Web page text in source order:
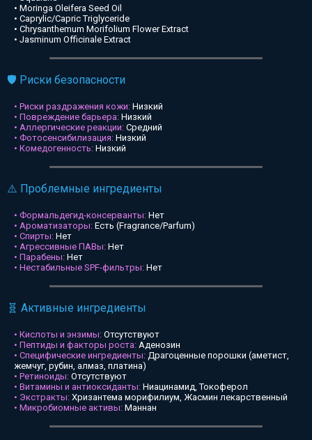
• Moringa Oleifera Seed Oil
• Caprylic/Capric Triglyceride
• Chrysanthemum Morifolium Flower Extract
• Jasminum Officinale Extract
🛡️ Риски безопасности
• Риски раздражения кожи: Низкий
• Повреждение барьера: Низкий
• Аллергические реакции: Средний
• Фотосенсибилизация: Низкий
• Комедогенность: Низкий
⚠️ Проблемные ингредиенты
• Формальдегид-консерванты: Нет
• Ароматизаторы: Есть (Fragrance/Parfum)
• Спирты: Нет
• Агрессивные ПАВы: Нет
• Парабены: Нет
• Нестабильные SPF-фильтры: Нет
🧬 Активные ингредиенты
• Кислоты и энзимы: Отсутствуют
• Пептиды и факторы роста: Аденозин
• Специфические ингредиенты: Драгоценные порошки (аметист,
жемчуг, рубин, алмаз, платина)
• Ретиноиды: Отсутствуют
• Витамины и антиоксиданты: Ниацинамид, Токоферол
• Экстракты: Хризантема морифилиум, Жасмин лекарственный
• Микробиомные активы: Маннан